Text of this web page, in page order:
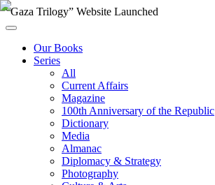
“Gaza Trilogy” Website Launched
Our Books
Series
All
Current Affairs
Magazine
100th Anniversary of the Republic
Dictionary
Media
Almanac
Diplomacy & Strategy
Photography